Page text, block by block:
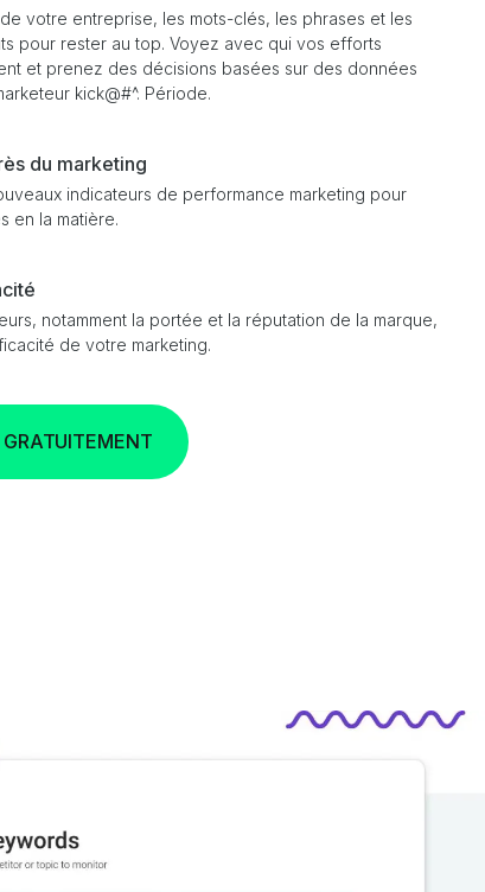
votre entreprise, les mots-clés, les phrases et les
pour rester au top. Voyez avec qui vos efforts
et prenez des décisions basées sur des données
kick@#^. Période.
du marketing
indicateurs de performance marketing pour
en la matière.
notamment la portée et la réputation de la marque,
de votre marketing.